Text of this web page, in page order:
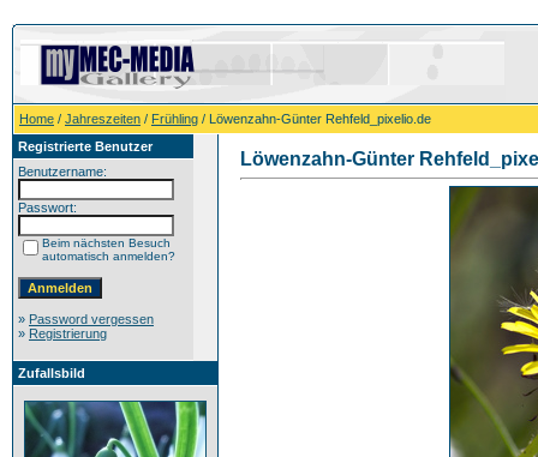
Home / Jahreszeiten / Frühling / Löwenzahn-Günter Rehfeld_pixelio.de
Registrierte Benutzer
Benutzername:
Passwort:
Beim nächsten Besuch
automatisch anmelden?
» Password vergessen
» Registrierung
Zufallsbild
Löwenzahn-Günter